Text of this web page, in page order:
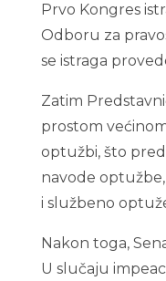
Prvo Kongres
Odboru za
se istraga
Zatim
prostom
optužbi, što
navode
i službeno
Nakon toga,
U slučaju